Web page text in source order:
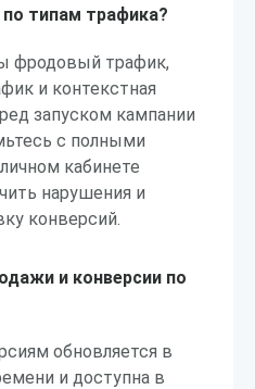
по типам трафика?
фродовый трафик,
и контекстная
запуском кампании
с полными
кабинете
нарушения и
конверсий.
и конверсии по
обновляется в
и доступна в